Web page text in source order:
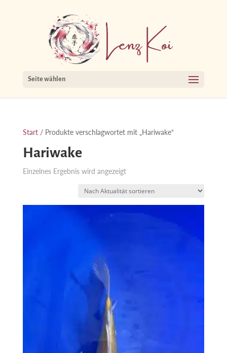
Seite wählen
Start/ Produkte verschlagwortet mit „Hariwake“
Hariwake
Einzelnes Ergebnis wird angezeigt